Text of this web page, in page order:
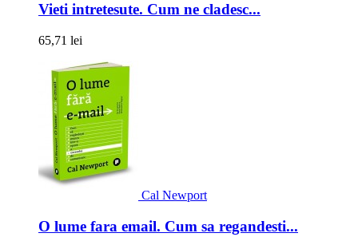
Vieti intretesute. Cum ne cladesc...
65,71 lei
Cal Newport
O lume fara email. Cum sa regandesti...